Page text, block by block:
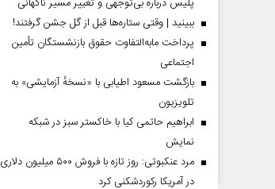
ببینید | وقتی ستاره‌ها قبل از گل جشن گرفتند!
پرداخت مابه‌التفاوت حقوق بازنشستگان تأمین
اجتماعی
بازگشت مسعود اطیابی با «نسخهٔ آزمایشی» به
تلویزیون
ابراهیم حاتمی کیا با خاکستر سبز در شبکه
نمایش
مرد عنکبوتی: روز تازه با فروش ۵۰۰ میلیون دلاری
در آمریکا رکوردشکنی کرد